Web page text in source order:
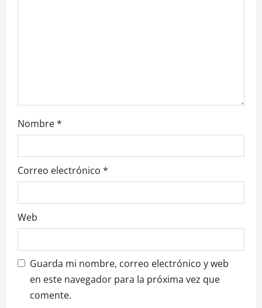
t
r
a
d
a
Nombre*
Correo electrónico *
Web
Guarda mi nombre, correo electrónico y web
en este navegador para la próxima vez que
comente.